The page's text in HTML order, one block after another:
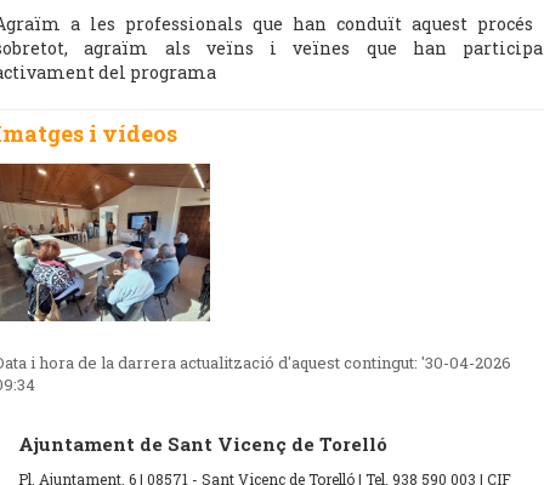
a les professionals que han conduït aquest procés
agraïm als veïns i veïnes que han
del programa
i vídeos
i hora de la darrera actualització d'aquest contingut: '30-04-2026
Ajuntament de Sant Vicenç de Torelló
Pl. Ajuntament, 6 | 08571 - Sant Vicenç de Torelló | Tel. 938 590 003 | CIF